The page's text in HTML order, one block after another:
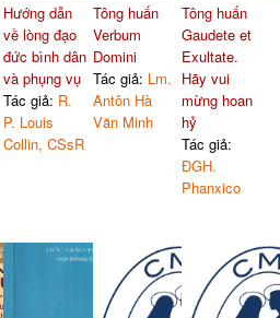
Hướng dẫn
về lòng đạo
đức bình dân
và phụng vụ
Tác giả: R.
P. Louis
Collin, CSsR
Tông huấn
Verbum
Domini
Tác giả: Lm.
Antôn Hà
Văn Minh
Tông huấn
Gaudete et
Exultate.
Hãy vui
mừng hoan
hỷ
Tác giả:
ĐGH.
Phanxico